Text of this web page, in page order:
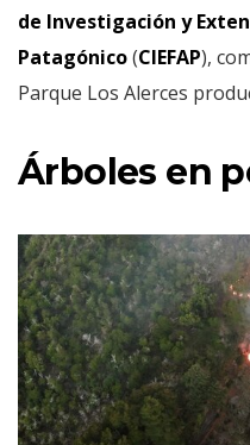
de Investigación y
Patagónico(CIEFAP),
Parque Los Alerces
Árboles en